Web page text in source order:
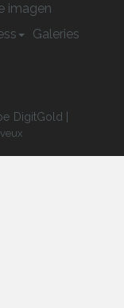
imagen
Galeries
DigitGold |